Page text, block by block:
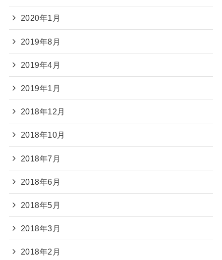
2020年1月
2019年8月
2019年4月
2019年1月
2018年12月
2018年10月
2018年7月
2018年6月
2018年5月
2018年3月
2018年2月